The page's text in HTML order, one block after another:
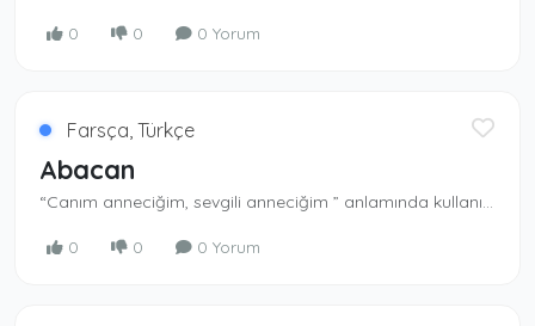
0 0 0 Yorum
Farsça, Türkçe
Abacan
“Canım anneciğim, sevgili anneciğim ” anlamında kullanılan bir ad.
0 0 0 Yorum